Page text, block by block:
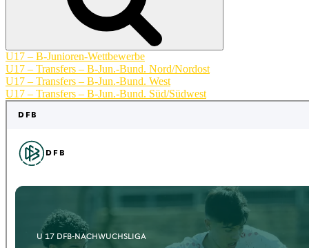
U17 – B-Junioren-Wettbewerbe
U17 – Transfers – B-Jun.-Bund. Nord/Nordost
U17 – Transfers – B-Jun.-Bund. West
U17 – Transfers – B-Jun.-Bund. Süd/Südwest